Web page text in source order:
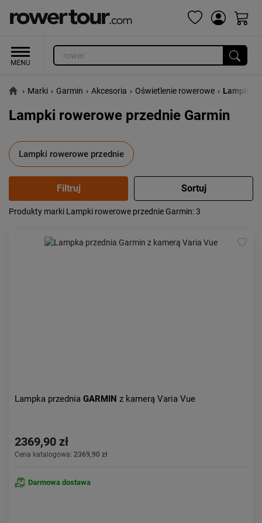
› Marki › Garmin › Akcesoria › Oświetlenie rowerowe › Lampki
Lampki rowerowe przednie Garmin
Lampki rowerowe przednie
Popularność:
od najwyższej
Produkty marki Lampki rowerowe przednie Garmin: 3
Lampka przednia GARMIN z kamerą Varia Vue
2369,90 zł
Cena katalogowa: 2369,90 zł
Darmowa dostawa